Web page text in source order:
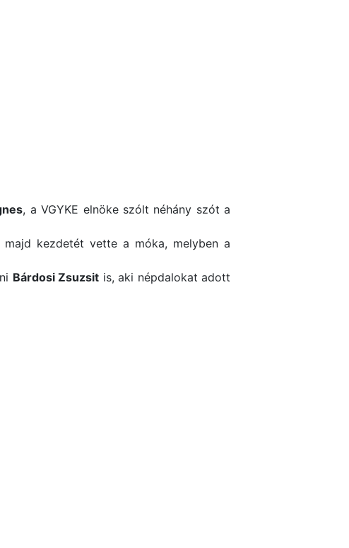
, a VGYKE elnöke szólt néhány szót a
kezdetét vette a móka, melyben a
Bárdosi Zsuzsit is, aki népdalokat adott